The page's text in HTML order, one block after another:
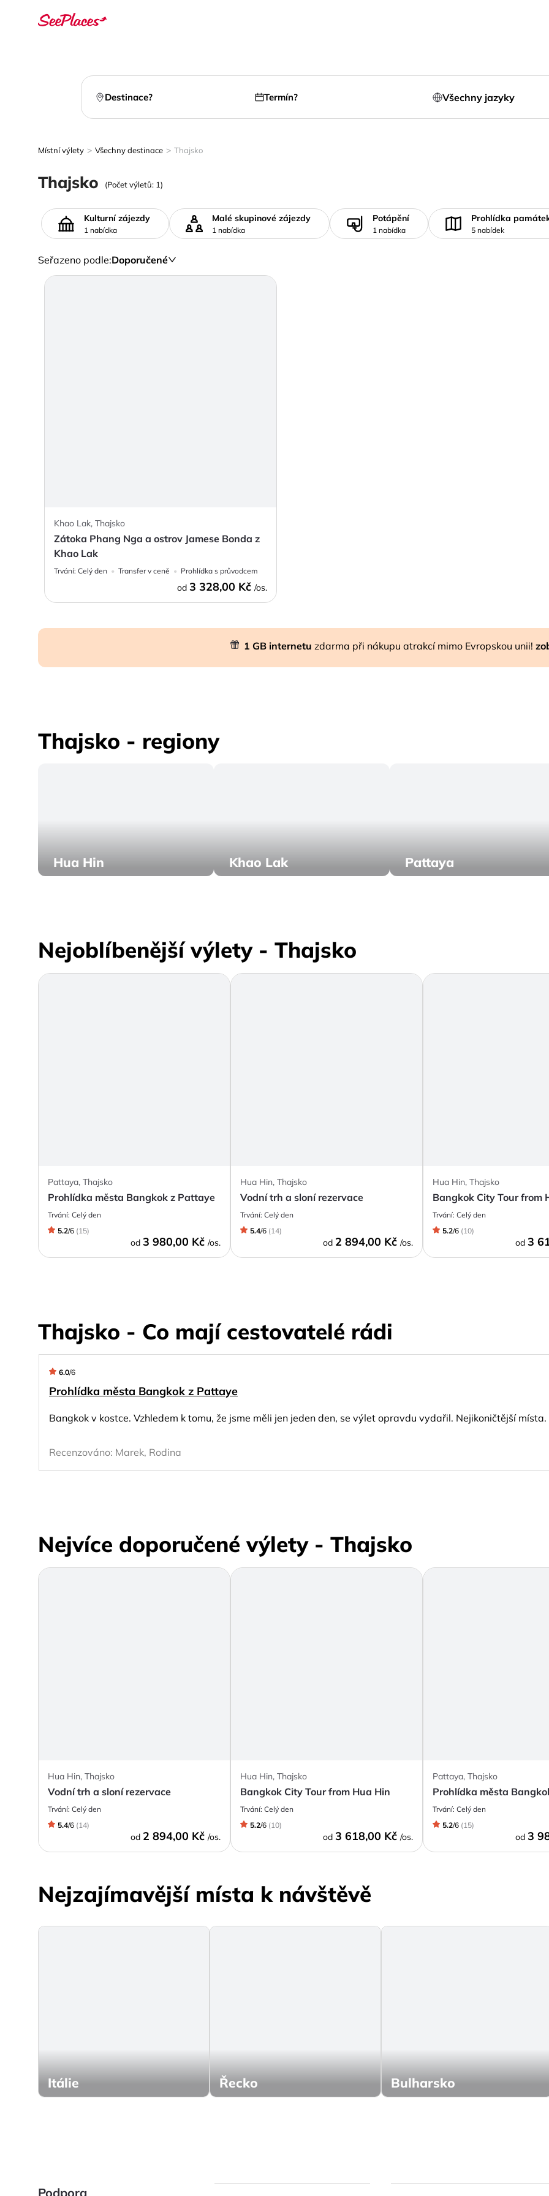
Destinace? Termín? Všechny jazyky
Místní výlety > Všechny destinace > Thajsko
Thajsko (Počet výletů: 1)
Kulturní zájezdy
1 nabídka
Malé skupinové zájezdy
1 nabídka
Potápění
1 nabídka
Prohlídka
5 nabídek
Seřazeno podle:Doporučené
Khao Lak, Thajsko
Zátoka Phang Nga a ostrov Jamese Bonda z
Khao Lak
Trvání: Celý den Transfer v ceně Prohlídka s průvodcem
od3 328,00 Kč /os.
1 GB internetu zdarma při nákupu atrakcí mimo Evropskou unii!
Thajsko - regiony
Hua Hin Khao Lak Pattaya
Nejoblíbenější výlety - Thajsko
Pattaya, Thajsko
Prohlídka města Bangkok z Pattaye
Trvání: Celý den
5.2/6 (15)
od 3 980,00 Kč /os.
Hua Hin, Thajsko
Vodní trh a sloní rezervace
Trvání: Celý den
5.4/6 (14)
od 2 894,00 Kč /os.
Hua Hin, Thajsko
Bangkok City Tour from
Trvání: Celý den
5.2/6 (10)
od 3
Thajsko - Co mají cestovatelé rádi
6.0/6
Prohlídka města Bangkok z Pattaye
Bangkok v kostce. Vzhledem k tomu, že jsme měli jen jeden den, se výlet opravdu vydařil. Nejikoničtější
Recenzováno: Marek, Rodina
Nejvíce doporučené výlety - Thajsko
Hua Hin, Thajsko
Vodní trh a sloní rezervace
Trvání: Celý den
5.4/6 (14)
od 2 894,00 Kč /os.
Hua Hin, Thajsko
Bangkok City Tour from Hua Hin
Trvání: Celý den
5.2/6 (10)
od 3 618,00 Kč /os.
Pattaya, Thajsko
Prohlídka města
Trvání: Celý den
5.2/6 (15)
od 3
Nejzajímavější místa k návštěvě
Itálie Řecko Bulharsko
Podpora